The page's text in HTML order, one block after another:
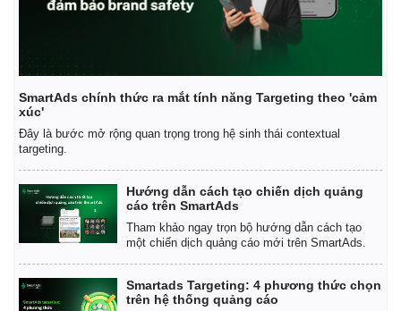
Hồ sơ
E-Magazine
Infographic
SmartAds chính thức ra mắt tính năng Targeting theo 'cảm
xúc'
Đây là bước mở rộng quan trọng trong hệ sinh thái contextual
targeting.
Hướng dẫn cách tạo chiến dịch quảng
cáo trên SmartAds
Tham khảo ngay trọn bộ hướng dẫn cách tạo
một chiến dịch quảng cáo mới trên SmartAds.
Smartads Targeting: 4 phương thức chọn
trên hệ thống quảng cáo